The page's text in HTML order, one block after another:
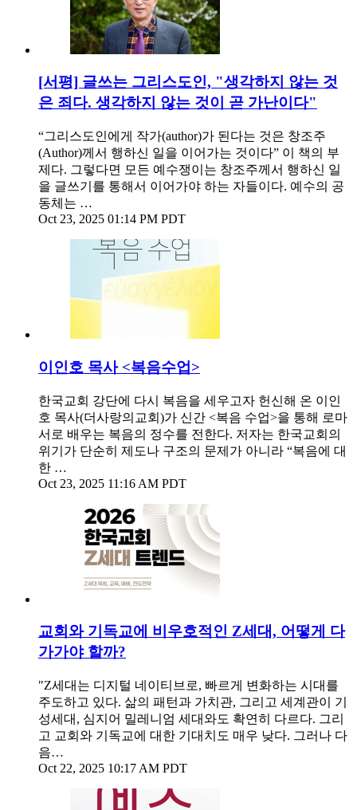
[서평] 글쓰는 그리스도인, "생각하지 않는 것
은 죄다. 생각하지 않는 것이 곧 가난이다"
“그리스도인에게 작가(author)가 된다는 것은 창조주
(Author)께서 행하신 일을 이어가는 것이다” 이 책의 부
제다. 그렇다면 모든 예수쟁이는 창조주께서 행하신 일
을 글쓰기를 통해서 이어가야 하는 자들이다. 예수의 공
동체는 …
Oct 23, 2025 01:14 PM PDT
이인호 목사 <복음수업>
한국교회 강단에 다시 복음을 세우고자 헌신해 온 이인
호 목사(더사랑의교회)가 신간 <복음 수업>을 통해 로마
서로 배우는 복음의 정수를 전한다. 저자는 한국교회의
위기가 단순히 제도나 구조의 문제가 아니라 “복음에 대
한 …
Oct 23, 2025 11:16 AM PDT
교회와 기독교에 비우호적인 Z세대, 어떻게 다
가가야 할까?
"Z세대는 디지털 네이티브로, 빠르게 변화하는 시대를
주도하고 있다. 삶의 패턴과 가치관, 그리고 세계관이 기
성세대, 심지어 밀레니엄 세대와도 확연히 다르다. 그리
고 교회와 기독교에 대한 기대치도 매우 낮다. 그러나 다
음…
Oct 22, 2025 10:17 AM PDT